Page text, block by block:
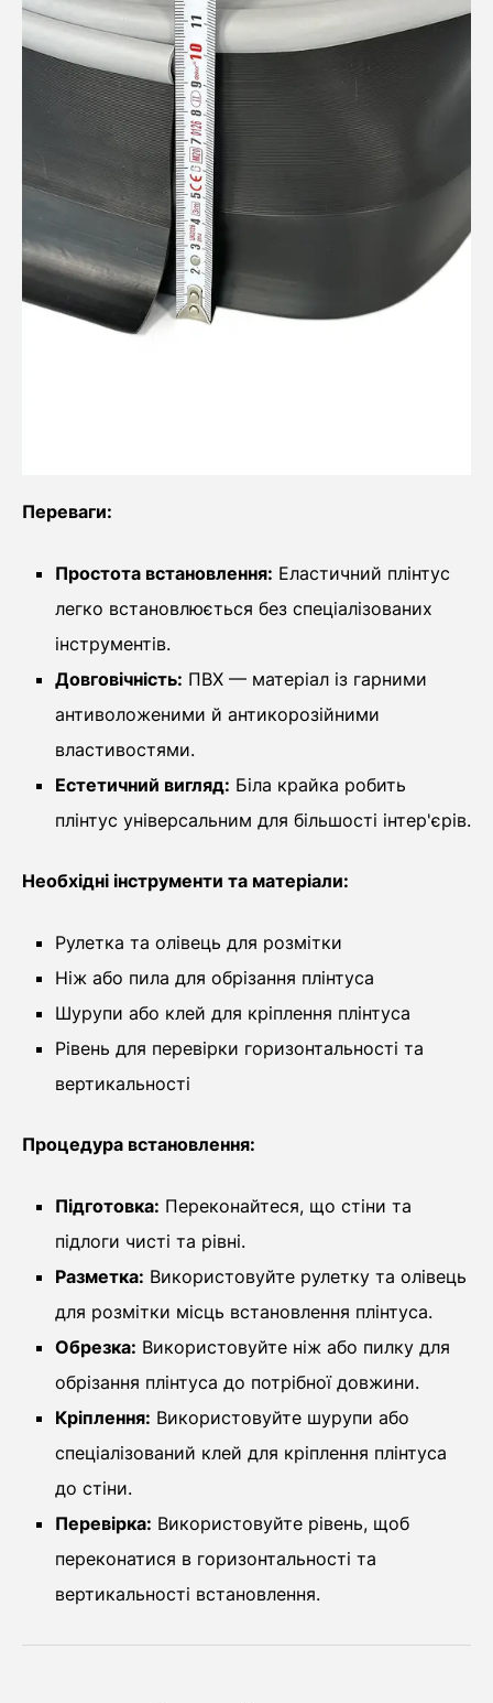
Переваги:
Простота встановлення: Еластичний плінтус
легко встановлюється без спеціалізованих
інструментів.
Довговічність: ПВХ — матеріал із гарними
антиволоженими й антикорозійними
властивостями.
Естетичний вигляд: Біла крайка робить
плінтус універсальним для більшості інтер'єрів.
Необхідні інструменти та матеріали:
Рулетка та олівець для розмітки
Ніж або пила для обрізання плінтуса
Шурупи або клей для кріплення плінтуса
Рівень для перевірки горизонтальності та
вертикальності
Процедура встановлення:
Підготовка: Переконайтеся, що стіни та
підлоги чисті та рівні.
Разметка: Використовуйте рулетку та олівець
для розмітки місць встановлення плінтуса.
Обрезка: Використовуйте ніж або пилку для
обрізання плінтуса до потрібної довжини.
Кріплення: Використовуйте шурупи або
спеціалізований клей для кріплення плінтуса
до стіни.
Перевірка: Використовуйте рівень, щоб
переконатися в горизонтальності та
вертикальності встановлення.